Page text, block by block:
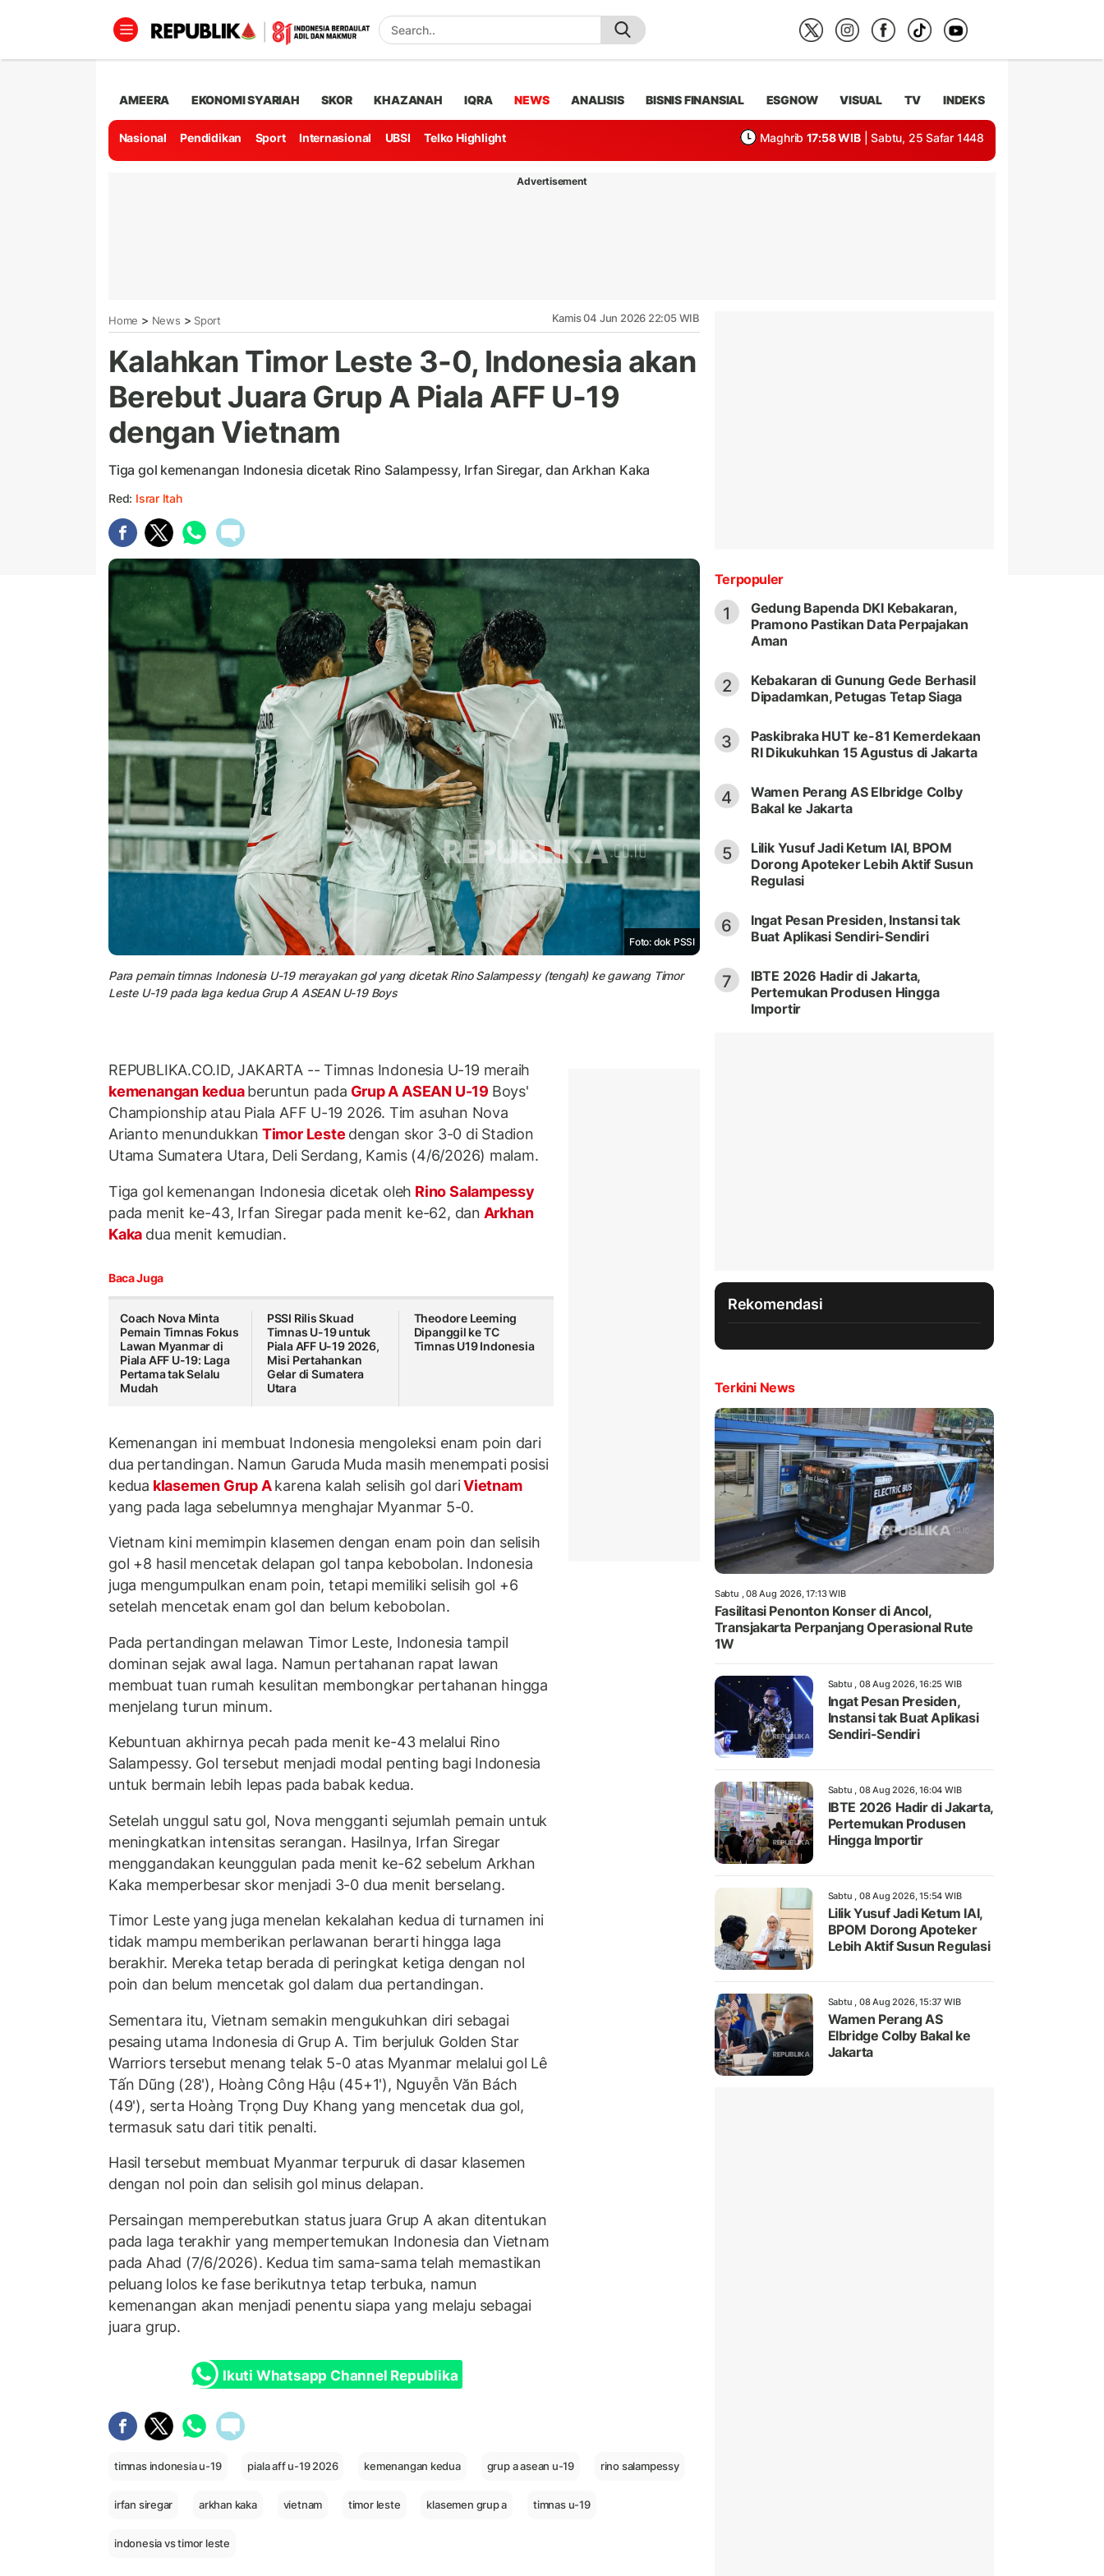
AMEERA EKONOMI SYARIAH SKOR KHAZANAH IQRA NEWS ANALISIS BISNIS FINANSIAL ESGNOW VISUAL TV INDEKS
Nasional Pendidikan Sport Internasional UBSI Telko Highlight Maghrib 17:58 WIB | Sabtu, 25 Safar 1448
Advertisement
Home > News > Sport Kamis 04 Jun 2026 22:05 WIB
Kalahkan Timor Leste 3-0, Indonesia akan
Berebut Juara Grup A Piala AFF U-19
dengan Vietnam
Tiga gol kemenangan Indonesia dicetak Rino Salampessy, Irfan Siregar, dan Arkhan Kaka
Red: Israr Itah
Foto: dok PSSI
Para pemain timnas Indonesia U-19 merayakan gol yang dicetak Rino Salampessy (tengah) ke gawang Timor
Leste U-19 pada laga kedua Grup A ASEAN U-19 Boys
REPUBLIKA.CO.ID, JAKARTA -- Timnas Indonesia U-19 meraih
kemenangan keduaberuntun pada Grup A ASEAN U-19 Boys'
Championship atau Piala AFF U-19 2026. Tim asuhan Nova
Arianto menundukkan Timor Leste dengan skor 3-0 di Stadion
Utama Sumatera Utara, Deli Serdang, Kamis (4/6/2026) malam.
Tiga gol kemenangan Indonesia dicetak oleh Rino Salampessy
pada menit ke-43, Irfan Siregar pada menit ke-62, dan Arkhan
Kaka dua menit kemudian.
Baca Juga
Coach Nova Minta
Pemain Timnas Fokus
Lawan Myanmar di
Piala AFF U-19: Laga
Pertama tak Selalu
Mudah
PSSI Rilis Skuad
Timnas U-19 untuk
Piala AFF U-19 2026,
Misi Pertahankan
Gelar di Sumatera
Utara
Theodore Leeming
Dipanggil ke TC
Timnas U19 Indonesia
Kemenangan ini membuat Indonesia mengoleksi enam poin dari
dua pertandingan. Namun Garuda Muda masih menempati posisi
kedua klasemen Grup Akarena kalah selisih gol dariVietnam
yang pada laga sebelumnya menghajar Myanmar 5-0.
Vietnam kini memimpin klasemen dengan enam poin dan selisih
gol +8 hasil mencetak delapan gol tanpa kebobolan. Indonesia
juga mengumpulkan enam poin, tetapi memiliki selisih gol +6
setelah mencetak enam gol dan belum kebobolan.
Pada pertandingan melawan Timor Leste, Indonesia tampil
dominan sejak awal laga. Namun pertahanan rapat lawan
membuat tuan rumah kesulitan membongkar pertahanan hingga
menjelang turun minum.
Kebuntuan akhirnya pecah pada menit ke-43 melalui Rino
Salampessy. Gol tersebut menjadi modal penting bagi Indonesia
untuk bermain lebih lepas pada babak kedua.
Setelah unggul satu gol, Nova mengganti sejumlah pemain untuk
meningkatkan intensitas serangan. Hasilnya, Irfan Siregar
menggandakan keunggulan pada menit ke-62 sebelum Arkhan
Kaka memperbesar skor menjadi 3-0 dua menit berselang.
Timor Leste yang juga menelan kekalahan kedua di turnamen ini
tidak mampu memberikan perlawanan berarti hingga laga
berakhir. Mereka tetap berada di peringkat ketiga dengan nol
poin dan belum mencetak gol dalam dua pertandingan.
Sementara itu, Vietnam semakin mengukuhkan diri sebagai
pesaing utama Indonesia di Grup A. Tim berjuluk Golden Star
Warriors tersebut menang telak 5-0 atas Myanmar melalui gol Lê
Tấn Dũng (28'), Hoàng Công Hậu (45+1'), Nguyễn Văn Bách
(49'), serta Hoàng Trọng Duy Khang yang mencetak dua gol,
termasuk satu dari titik penalti.
Hasil tersebut membuat Myanmar terpuruk di dasar klasemen
dengan nol poin dan selisih gol minus delapan.
Persaingan memperebutkan status juara Grup A akan ditentukan
pada laga terakhir yang mempertemukan Indonesia dan Vietnam
pada Ahad (7/6/2026). Kedua tim sama-sama telah memastikan
peluang lolos ke fase berikutnya tetap terbuka, namun
kemenangan akan menjadi penentu siapa yang melaju sebagai
juara grup.
Ikuti Whatsapp Channel Republika
timnas indonesia u-19 piala aff u-19 2026 kemenangan kedua grup a asean u-19 rino salampessy
irfan siregar arkhan kaka vietnam timor leste klasemen grup a timnas u-19
indonesia vs timor leste
Terpopuler
1
Gedung Bapenda DKI Kebakaran,
Pramono Pastikan Data Perpajakan
Aman
2
Kebakaran di Gunung Gede Berhasil
Dipadamkan, Petugas Tetap Siaga
3
Paskibraka HUT ke-81 Kemerdekaan
RI Dikukuhkan 15 Agustus di Jakarta
4
Wamen Perang AS Elbridge Colby
Bakal ke Jakarta
5
Lilik Yusuf Jadi Ketum IAI, BPOM
Dorong Apoteker Lebih Aktif Susun
Regulasi
6
Ingat Pesan Presiden, Instansi tak
Buat Aplikasi Sendiri-Sendiri
7
IBTE 2026 Hadir di Jakarta,
Pertemukan Produsen Hingga
Importir
Rekomendasi
Terkini News
Sabtu , 08 Aug 2026, 17:13 WIB
Fasilitasi Penonton Konser di Ancol,
Transjakarta Perpanjang Operasional Rute
1W
Sabtu , 08 Aug 2026, 16:25 WIB
Ingat Pesan Presiden,
Instansi tak Buat Aplikasi
Sendiri-Sendiri
Sabtu , 08 Aug 2026, 16:04 WIB
IBTE 2026 Hadir di Jakarta,
Pertemukan Produsen
Hingga Importir
Sabtu , 08 Aug 2026, 15:54 WIB
Lilik Yusuf Jadi Ketum IAI,
BPOM Dorong Apoteker
Lebih Aktif Susun Regulasi
Sabtu , 08 Aug 2026, 15:37 WIB
Wamen Perang AS
Elbridge Colby Bakal ke
Jakarta